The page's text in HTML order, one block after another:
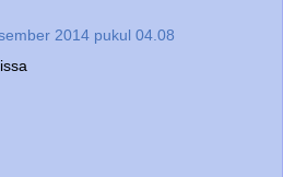
2014 pukul 04.08